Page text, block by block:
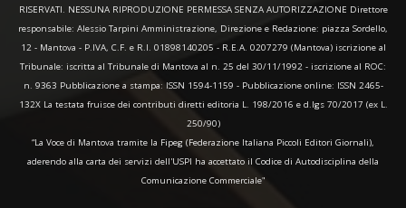
RISERVATI. NESSUNA RIPRODUZIONE PERMESSA SENZA AUTORIZZAZIONE Direttore
responsabile: Alessio Tarpini Amministrazione, Direzione e Redazione: piazza Sordello,
12 - Mantova - P.IVA, C.F. e R.I. 01898140205 - R.E.A. 0207279 (Mantova) iscrizione al
Tribunale: iscritta al Tribunale di Mantova al n. 25 del 30/11/1992 - iscrizione al ROC:
n. 9363 Pubblicazione a stampa: ISSN 1594-1159 - Pubblicazione online: ISSN 2465-
132X La testata fruisce dei contributi diretti editoria L. 198/2016 e d.lgs 70/2017 (ex L.
250/90)
“La Voce di Mantova tramite la Fipeg (Federazione Italiana Piccoli Editori Giornali),
aderendo alla carta dei servizi dell'USPI ha accettato il Codice di Autodisciplina della
Comunicazione Commerciale"